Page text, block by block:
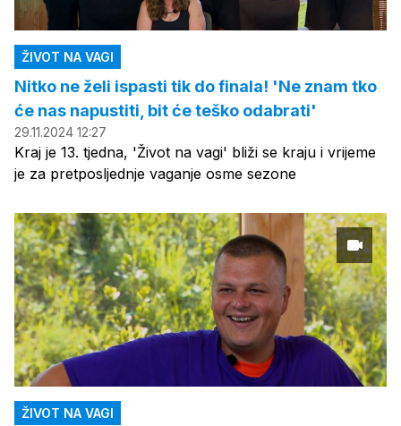
ŽIVOT NA VAGI
Nitko ne želi ispasti tik do finala! 'Ne znam tko
će nas napustiti, bit će teško odabrati'
29.11.2024 12:27
Kraj je 13. tjedna, 'Život na vagi' bliži se kraju i vrijeme
je za pretposljednje vaganje osme sezone
ŽIVOT NA VAGI